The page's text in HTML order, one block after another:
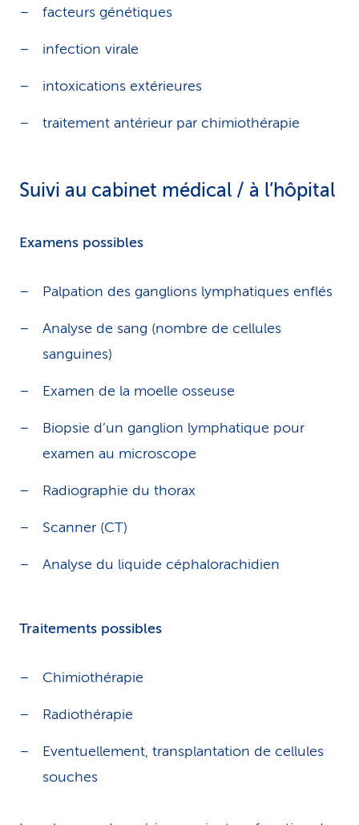
facteurs génétiques
infection virale
intoxications extérieures
traitement antérieur par chimiothérapie
Suivi au cabinet médical / à l’hôpital
Examens possibles
Palpation des ganglions lymphatiques enflés
Analyse de sang (nombre de cellules
sanguines)
Examen de la moelle osseuse
Biopsie d’un ganglion lymphatique pour
examen au microscope
Radiographie du thorax
Scanner (CT)
Analyse du liquide céphalorachidien
Traitements possibles
Chimiothérapie
Radiothérapie
Eventuellement, transplantation de cellules
souches